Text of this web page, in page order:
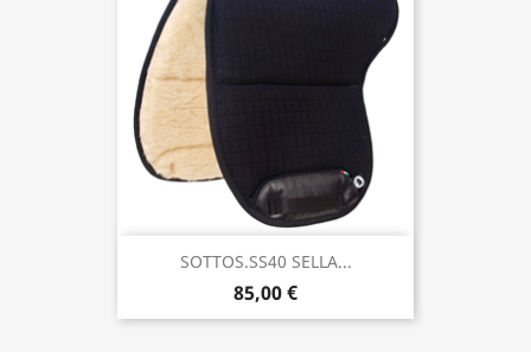
SOTTOS.SS40 SELLA...
85,00 €